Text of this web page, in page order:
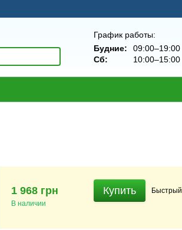
График работы:
Будние:
09:00–19:00
Сб:
10:00–15:00
1 968 грн
В наличии
Купить Быстрый